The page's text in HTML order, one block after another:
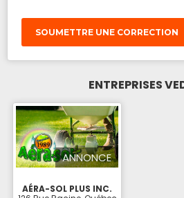
SOUMETTRE UNE CORRECTION
ENTREPRISES
ANNONCE
AÉRA-SOL PLUS INC.